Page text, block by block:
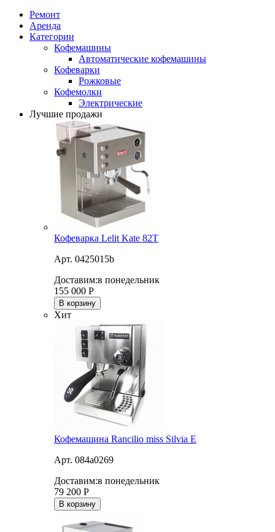
Ремонт
Аренда
Категории
Кофемашины
Автоматические кофемашины
Кофеварки
Рожковые
Кофемолки
Электрические
Лучшие продажи
Кофеварка Lelit Kate 82T
Арт. 0425015b
Доставим:в понедельник
155 000 Р
В корзину
Хит
Кофемашина Rancilio miss Silvia E
Арт. 084a0269
Доставим:в понедельник
79 200 Р
В корзину